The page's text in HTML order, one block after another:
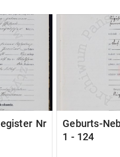
Nr
Geburts-
1 - 124